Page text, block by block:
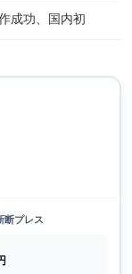
成功、国内初
断プレス